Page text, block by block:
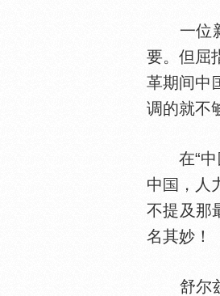
一位新
要。但屈
革期间中
调的就不
在“中
中
，
不提及那
名其妙！
舒尔兹